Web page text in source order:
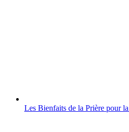
Les Bienfaits de la Prière pour